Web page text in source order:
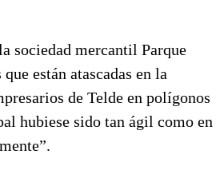
sociedad mercantil Parque
están atascadas en la
de Telde en polígonos
hubiese sido tan ágil como en